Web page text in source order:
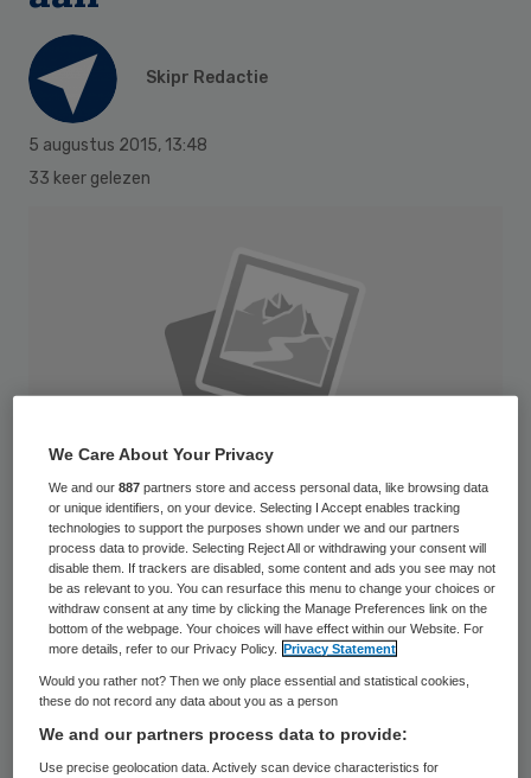
Skipr Redactie
5 augustus 2015, 13:48
33 keer gelezen
TSN Thuiszorg gaat nog eens zo’n 200
banen schrappen. Dit komt bovenop de
honderden eerder aangekondigde
ontslagen. Dat heeft de
thuiszorgorganisatie bekend gemaakt.
We Care About Your Privacy
We and our887 partners store and access personal data, like browsing data
or unique identifiers, on your device. Selecting I Accept enables tracking
technologies to support the purposes shown under we and our partners
process data to provide. Selecting Reject All or withdrawing your consent will
disable them. If trackers are disabled, some content and ads you see may not
be as relevant to you. You can resurface this menu to change your choices or
withdraw consent at any time by clicking the Manage Preferences link on the
bottom of the webpage. Your choices will have effect within our Website. For
more details, refer to our Privacy Policy.
Privacy Statement
Would you rather not? Then we only place essential and statistical cookies,
these do not record any data about you as a person
We and our partners process data to provide:
Use precise geolocation data. Actively scan device characteristics for